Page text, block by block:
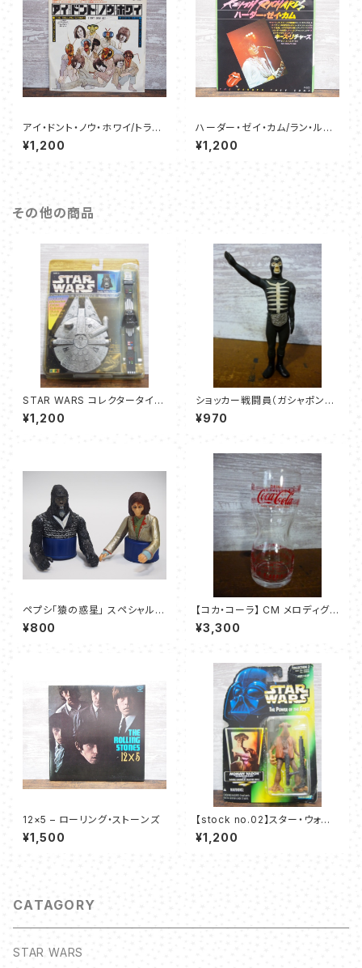
アイ・ドント・ノウ・ホワイ/トラ
イ・ア・リトル・ハーダー - ローリ
ング・ストーンズ
¥1,200
ハーダー・ゼイ・カム/ラン・ルド
ルフ・ラン - キース・リチャーズ
¥1,200
その他の商品
STAR WARS コレクタータイム
ピース ダース・ベイダー フェイ
スウォッチ＆ミレニアムファルコ
¥1,200
ショッカー戦闘員（ガシャポン）：
仮面ライダー HGシリーズ～ショ
ッカー戦闘員スペシャル～
¥970
ペプシ「猿の惑星」 スペシャルボ
トルキャップ – ARI（アリ）& KRU
LL（クラル）
¥800
【コカ・コーラ】 CM メロディグラ
ス - 1977年
¥3,300
12×5 – ローリング・ストーンズ
¥1,500
【stock no.02】スター・ウォー
ズ モモー・ネイドン フィギュア K
enner 1996
¥1,200
CATAGORY
STAR WARS